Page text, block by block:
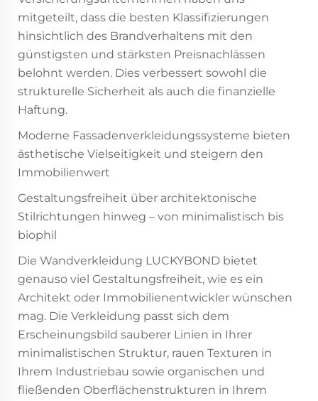
mitgeteilt, dass die besten Klassifizierungen
hinsichtlich des Brandverhaltens mit den
günstigsten und stärksten Preisnachlässen
belohnt werden. Dies verbessert sowohl die
strukturelle Sicherheit als auch die finanzielle
Haftung.
Moderne Fassadenverkleidungssysteme bieten
ästhetische Vielseitigkeit und steigern den
Immobilienwert
Gestaltungsfreiheit über architektonische
Stilrichtungen hinweg – von minimalistisch bis
biophil
Die Wandverkleidung LUCKYBOND bietet
genauso viel Gestaltungsfreiheit, wie es ein
Architekt oder Immobilienentwickler wünschen
mag. Die Verkleidung passt sich dem
Erscheinungsbild sauberer Linien in Ihrer
minimalistischen Struktur, rauen Texturen in
Ihrem Industriebau sowie organischen und
fließenden Oberflächenstrukturen in Ihrem